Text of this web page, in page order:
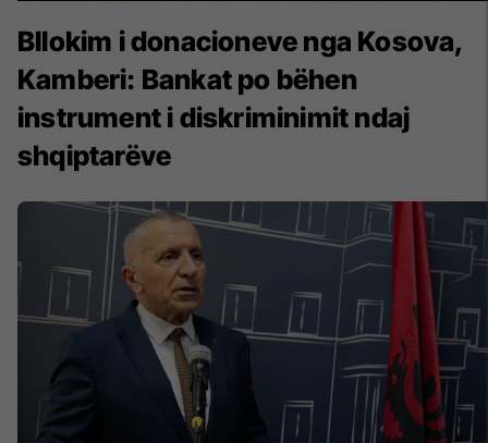
Bllokim i donacioneve nga Kosova,
Kamberi: Bankat po bëhen
instrument i diskriminimit ndaj
shqiptarëve